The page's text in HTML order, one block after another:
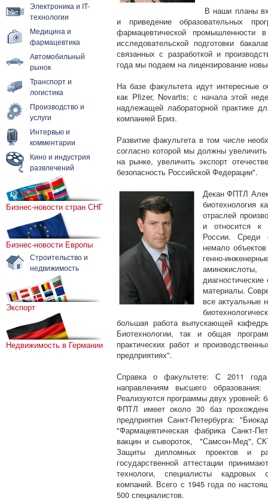
Электроника и IT-
технологии
Медицина и
фармацевтика
Автомобильный
рынок
Транспорт и
логистика
Производство и
услуги
Интервью и
комментарии
Кино и индустрия
развлечений
Бизнес-новости стран СНГ
Бизнес-новости Европы
Строительство и
недвижимость
Экспорт
Недвижимость в Германии
В наши планы
и приведение образовательных
фармацевтической
исследовательской подготовки
связанных с разработкой и
года мы подаем на лицензирование
На базе факультета идут интересные
как Pfizer, Novartis; с начала этой
надлежащей лабораторной практике
компанией Бриз.
Развитие факультета в том числе
согласно которой мы должны
на рынке, увеличить экспорт
безопасность Российской Федерации".
Декан ФПТЛ
биотехнология
отраслей
и относится к
России. Среди
немало
генно-
материалы.
все актуальные
большая работа выпускающей
Биотехнологии, так и общая
практических работ и
предприятиях".
Справка о факультете: С 2011
направлениям высшего
Реализуются программы двух уровней:
ФПТЛ имеет около 30 баз
предприятия Санкт-Петербурга:
"Фармацевтическая фабрика Санкт-
вакцин и сывороток, "Самсон-Мед",
Защиты дипломных проектов и
государственной аттестации
технологи, специалисты кадровых
компаний. Всего с 1945 года по
500 специалистов.